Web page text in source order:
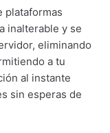
plataformas
inalterable y se
eliminando
a tu
al instante
sin esperas de